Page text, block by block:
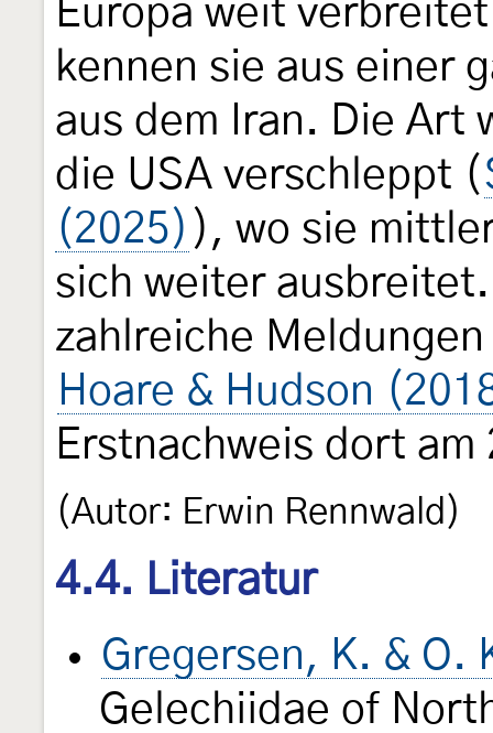
Europa weit
kennen sie aus einer
aus dem Iran. Die Art
die USA verschleppt (
(2025) ), wo sie
sich weiter
zahlreiche
Hoare & Hudson
Erstnachweis dort
(Autor: Erwin Rennwald)
4.4. Literatur
Gregersen, K. & O.
Gelechiidae of